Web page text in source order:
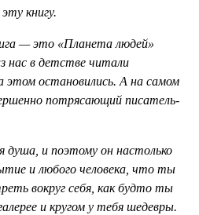
книгу.
— это «Планета людей»
нас в детстве читали
этом остановились. А на самом
потрясающий писатель-
душа, и поэтому он настолько
и любого человека, что ты
вокруг себя, как будто ты
и кругом у тебя шедевры.